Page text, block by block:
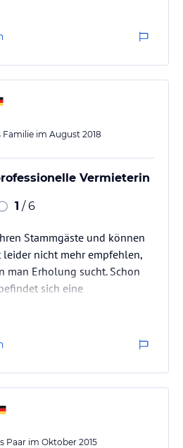
Busse,
PKW. Wir waren froh, dass
nicht fuhr. Gegen 6.00
Schlaf nicht mehr zu denken.
von Zigaretten sein,denn
Familie im August 2018
Vermieterin
1 / 6
Stammgäste und können
nicht mehr empfehlen,
man Erholung sucht. Schon
sich eine
absehbar ist. Auf dieser
mit der Kreissäge,
Früh ab 7 Uhr kommen
womit die Nacht
derartige Baumaßnahmen
Paar im Oktober 2015